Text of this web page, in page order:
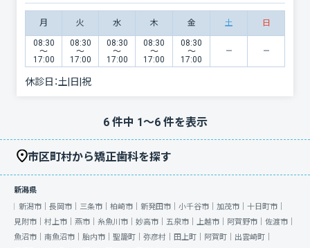
月 火 水 木 金 土 日
08:30
〜
17:00
08:30
〜
17:00
08:30
〜
17:00
08:30
〜
17:00
08:30
〜
17:00
休診日：土|日|祝
6件中 1〜6件を表示
市区町村から矯正歯科を探す
新潟県
新潟市｜ 長岡市｜ 三条市｜ 柏崎市｜ 新発田市｜ 小千谷市｜ 加茂市｜ 十日町市｜
見附市｜ 村上市｜ 燕市｜ 糸魚川市｜ 妙高市｜ 五泉市｜ 上越市｜ 阿賀野市｜ 佐渡市｜
魚沼市｜ 南魚沼市｜ 胎内市｜ 聖籠町｜ 弥彦村｜ 田上町｜ 阿賀町｜ 出雲崎町｜